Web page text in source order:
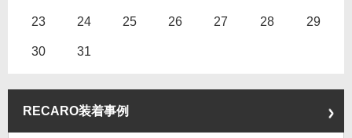
23 24 25 26 27 28 29
30 31
RECARO装着事例